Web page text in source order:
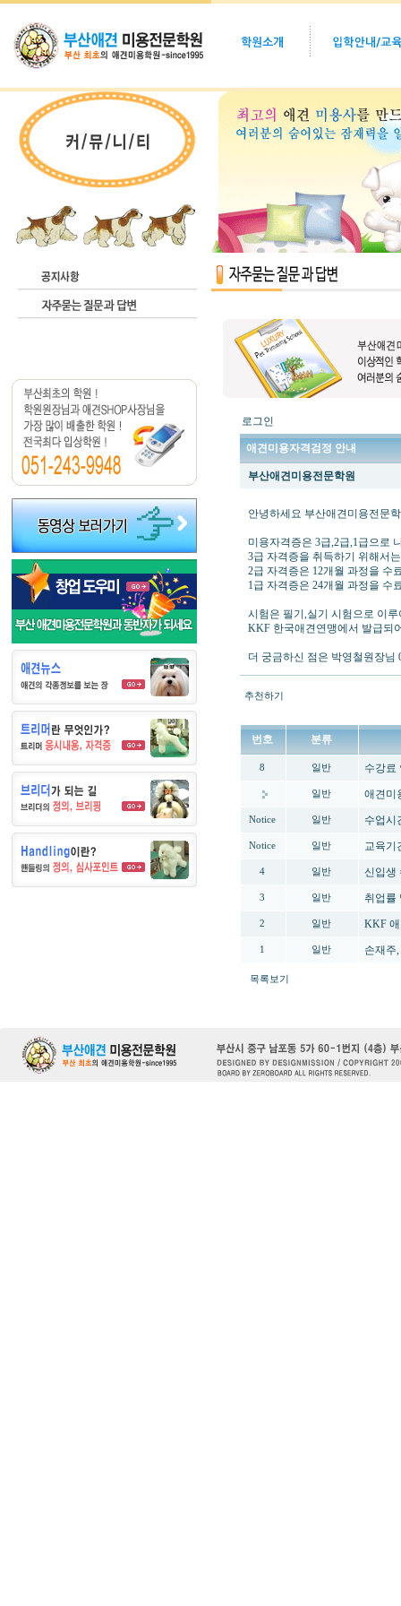
로그인
애견미용자격검정 안내
부산애견미용전문학원
안녕하세요 부산애견미용전문
미용자격증은 3급,2급,1급으로
3급 자격증을 취득하기 위해서
2급 자격증은 12개월 과정을 수
1급 자격증은 24개월 과정을 수
시험은 필기,실기 시험으로 이
KKF 한국애견연맹에서 발급되
더 궁금하신 점은 박영철원장님
추천하기
번호 분류
8 일반 수강료
일반 애견미
Notice 일반 수업시
Notice 일반 교육기
4 일반 신입생
3 일반 취업률
2 일반 KKF
1 일반 손재주
목록보기